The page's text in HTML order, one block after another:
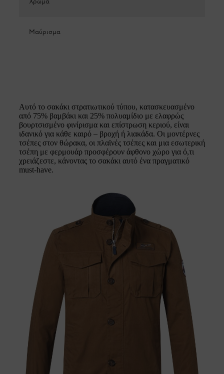
Χρώμα
Μαύρισμα
Αυτό το σακάκι στρατιωτικού τύπου, κατασκευασμένο
από 75% βαμβάκι και 25% πολυαμίδιο με ελαφρώς
βουρτσισμένο φινίρισμα και επίστρωση κεριού, είναι
ιδανικό για κάθε καιρό – βροχή ή λιακάδα. Οι μοντέρνες
τσέπες στον θώρακα, οι πλαϊνές τσέπες και μια εσωτερική
τσέπη με φερμουάρ προσφέρουν άφθονο χώρο για ό,τι
χρειάζεστε, κάνοντας το σακάκι αυτό ένα πραγματικό
must-have.